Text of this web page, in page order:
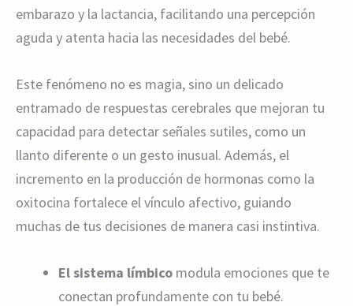
embarazo y la lactancia, facilitando una percepción
aguda y atenta hacia las necesidades del bebé.
Este fenómeno no es magia, sino un delicado
entramado de respuestas cerebrales que mejoran tu
capacidad para detectar señales sutiles, como un
llanto diferente o un gesto inusual. Además, el
incremento en la producción de hormonas como la
oxitocina fortalece el vínculo afectivo, guiando
muchas de tus decisiones de manera casi instintiva.
El sistema límbico modula emociones que te
conectan profundamente con tu bebé.